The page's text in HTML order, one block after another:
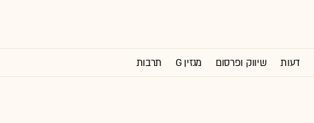
דעות שיווק ופרסום מגזין G תרבות